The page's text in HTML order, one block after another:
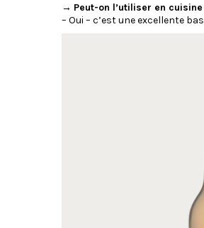
→ Peut-on l’utiliser en
– Oui – c’est une excellente